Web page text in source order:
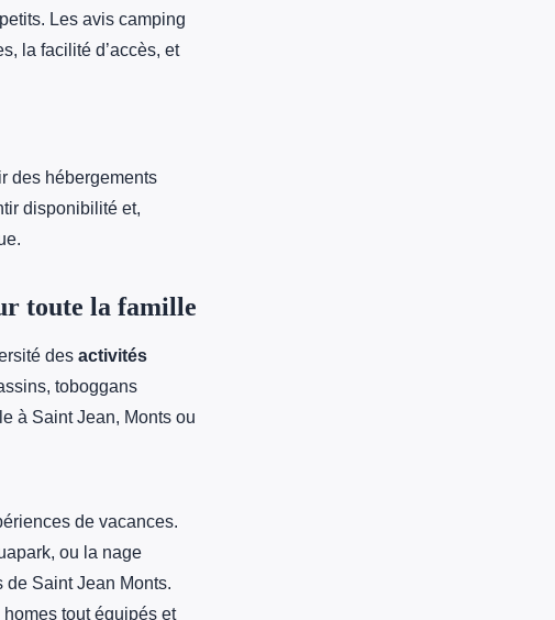
Les avis camping
la facilité d’accès, et
des hébergements
disponibilité et,
toute la famille
des activités
toboggans
à Saint Jean, Monts ou
de vacances.
ou la nage
Saint Jean Monts.
tout équipés et